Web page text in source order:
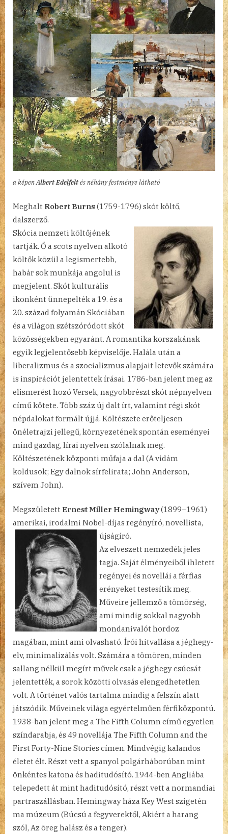
a képenAlbert Edelfeltés néhány festménye látható
Meghalt Robert Burns (1759-1796) skót költő,
dalszerző.
Skócia nemzeti költőjének
tartják. Ő a scots nyelven alkotó
költők közül a legismertebb,
habár sok munkája angolul is
megjelent. Skót kulturális
ikonként ünnepelték a 19. és a
20. század folyamán Skóciában
és a világon szétszóródott skót
közösségekben egyaránt. A romantika korszakának
egyik legjelentősebb képviselője. Halála után a
liberalizmus és a szocializmus alapjait letevők számára
is inspirációt jelentettek írásai. 1786-ban jelent meg az
elismerést hozó Versek, nagyobbrészt skót népnyelven
című kötete. Több száz új dalt írt, valamint régi skót
népdalokat formált újjá. Költészete erőteljesen
önéletrajzi jellegű, környezetének spontán eseményei
mind gazdag, lírai nyelven szólalnak meg.
Költészetének központi műfaja a dal (A vidám
koldusok; Egy dalnok sírfelirata; John Anderson,
szívem John).
Megszületett Ernest Miller Hemingway(1899–1961)
amerikai, irodalmi Nobel-díjas regényíró, novellista,
újságíró.
Az elveszett nemzedék jeles
tagja. Saját élményeiből ihletett
regényei és novellái a férfias
erényeket testesítik meg.
Műveire jellemző a tömörség,
ami mindig sokkal nagyobb
mondanivalót hordoz
magában, mint ami olvasható. Írói hitvallása a jéghegy-
elv, minimalizálás volt. Számára a tömören, minden
sallang nélkül megírt művek csak a jéghegy csúcsát
jelentették, a sorok közötti olvasás elengedhetetlen
volt. A történet valós tartalma mindig a felszín alatt
játszódik. Műveinek világa egyértelműen férfiközpontú.
1938-ban jelent meg a The Fifth Column című egyetlen
színdarabja, és 49 novellája The Fifth Column and the
First Forty-Nine Stories címen. Mindvégig kalandos
életet élt. Részt vett a spanyol polgárháborúban mint
önkéntes katona és haditudósító. 1944-ben Angliába
telepedett át mint haditudósító, részt vett a normandiai
partraszállásban. Hemingway háza Key West szigetén
ma múzeum (Búcsú a fegyverektől, Akiért a harang
szól, Az öreg halász és a tenger).